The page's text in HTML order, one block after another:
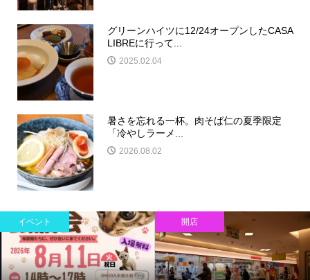
グリーンハイツに12/24オープンしたCASA
LIBREに行って...
2025.02.04
暑さを忘れる一杯。肉そば仁の夏季限定
「冷やしラーメ...
2026.08.02
イベント 開店